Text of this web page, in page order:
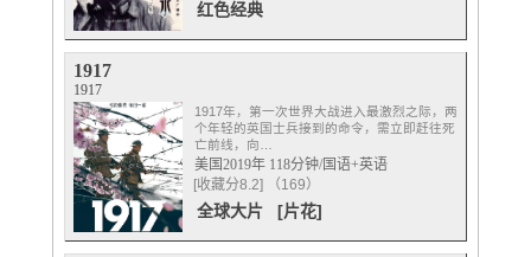
红色经典
1917
1917
1917年，第一次世界大战进入最激烈之际，两
个年轻的英国士兵接到的命令，需立即赶往死
亡前线，向…
美国2019年 118分钟/国语+英语
[收藏分8.2] （169）
全球大片 [片花]